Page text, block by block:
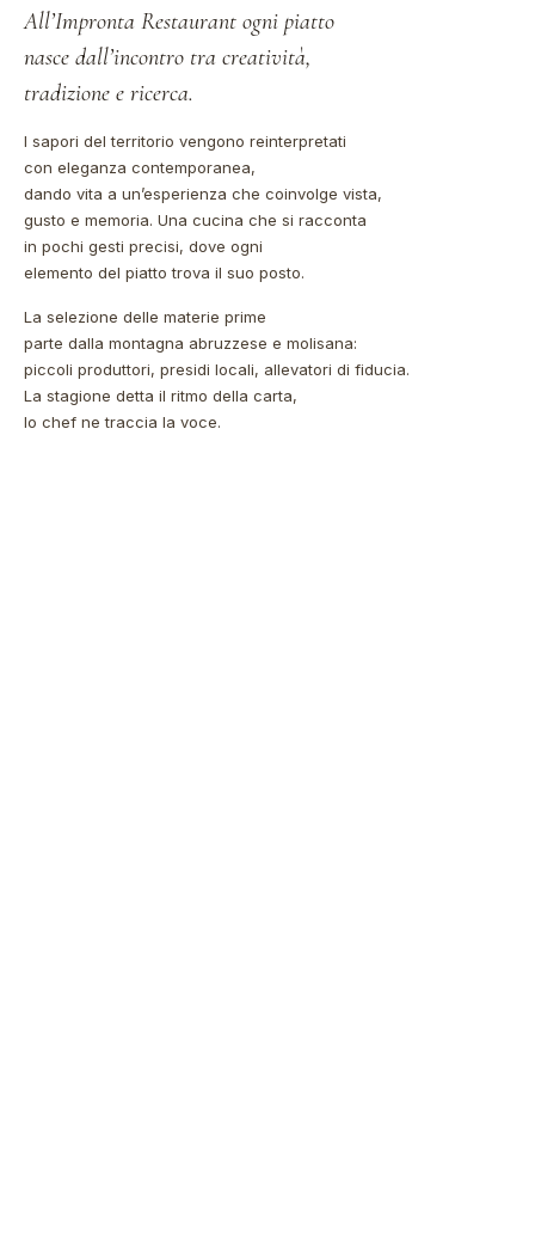
All’Impronta Restaurant ogni piatto
nasce dall’incontro tra creatività,
tradizione e ricerca.
I sapori del territorio vengono reinterpretati
con eleganza contemporanea,
dando vita a un’esperienza che coinvolge vista,
gusto e memoria. Una cucina che si racconta
in pochi gesti precisi, dove ogni
elemento del piatto trova il suo posto.
La selezione delle materie prime
parte dalla montagna abruzzese e molisana:
piccoli produttori, presidi locali, allevatori di fiducia.
La stagione detta il ritmo della carta,
lo chef ne traccia la voce.